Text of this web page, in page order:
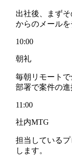
出社後、まず
からのメールを
10:00
朝礼
毎朝リモート
部署で案件の進
11:00
社内MTG
担当している
します。